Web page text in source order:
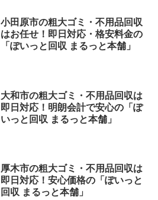
小田原市の粗大ゴミ・不用品回収
はお任せ！即日対応・格安料金の
「ぽいっと回収 まるっと本舗」
大和市の粗大ゴミ・不用品回収は
即日対応！明朗会計で安心の「ぽ
いっと回収 まるっと本舗」
厚木市の粗大ゴミ・不用品回収は
即日対応！安心価格の「ぽいっと
回収 まるっと本舗」